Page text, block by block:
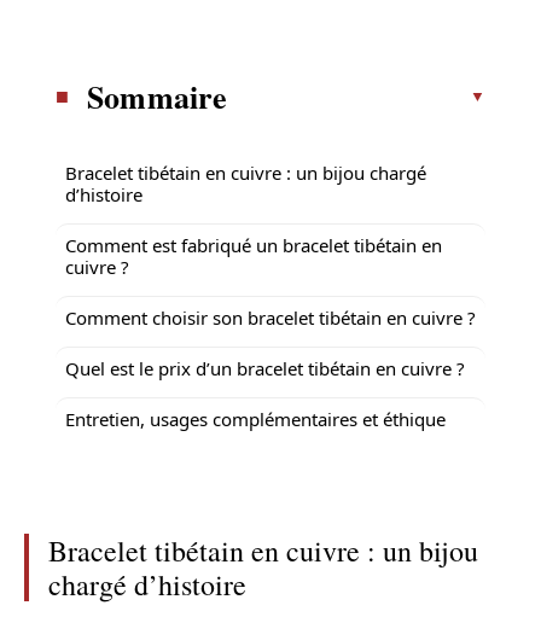
Sommaire
Bracelet tibétain en cuivre : un bijou chargé
d’histoire
Comment est fabriqué un bracelet tibétain en
cuivre ?
Comment choisir son bracelet tibétain en cuivre ?
Quel est le prix d’un bracelet tibétain en cuivre ?
Entretien, usages complémentaires et éthique
Bracelet tibétain en cuivre : un bijou
chargé d’histoire